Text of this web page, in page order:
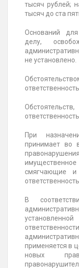
тысяч рублей;
тысяч до ста
Оснований
делу,
не установлено.
При
принимает во
смягчающие и
В
применяется в
новых